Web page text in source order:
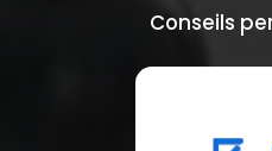
Conseils